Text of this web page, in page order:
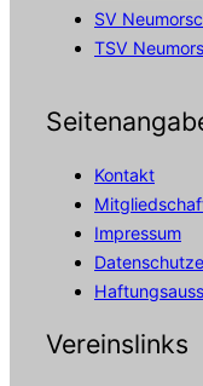
SV
TSV
Kontakt
Impressum
Vereinslinks